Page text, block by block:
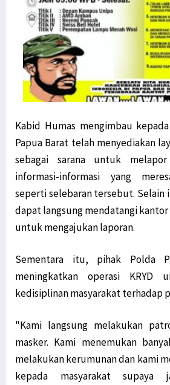
Kabid Humas mengimbau
Papua Barat telah menyediakan
sebagai sarana untuk
informasi-informasi yang
seperti selebaran tersebut. Selain
dapat langsung mendatangi
untuk mengajukan laporan.
Sementara itu, pihak Polda
meningkatkan operasi KRYD
kedisiplinan masyarakat terhadap
"Kami langsung melakukan
masker. Kami menemukan
melakukan kerumunan dan kami
kepada masyarakat supaya